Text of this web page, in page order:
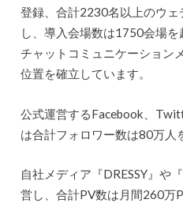
登録、合計2230名以上のウ
し、導入会場数は1750会場
チャットコミュニケーション
位置を確立しています。
公式運営するFacebook、
は合計フォロワー数は80万人
自社メディア『DRESSY』や
営し、合計PV数は月間260万